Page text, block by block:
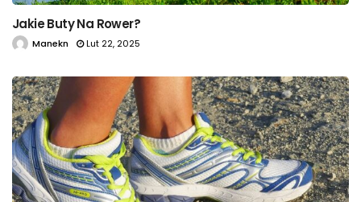
Jakie Buty Na Rower?
Manekn Lut 22, 2025